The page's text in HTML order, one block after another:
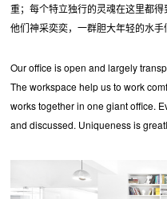
重；每个特立独行的灵魂在这里都得
他们神采奕奕，一群胆大年轻的水手
Our office is open and largely
The workspace help us to work
works together in one giant office.
and discussed. Uniqueness is